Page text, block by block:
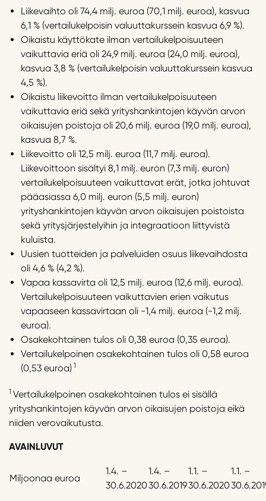
Liikevaihto oli 74,4 milj. euroa (70,1 milj. euroa), kasvua
6,1 % (vertailukelpoisin valuuttakurssein kasvua 6,9 %).
Oikaistu käyttökate ilman vertailukelpoisuuteen
vaikuttavia eriä oli 24,9 milj. euroa (24,0 milj. euroa),
kasvua 3,8 % (vertailukelpoisin valuuttakurssein kasvua
4,5 %).
Oikaistu liikevoitto ilman vertailukelpoisuuteen
vaikuttavia eriä sekä yrityshankintojen käyvän arvon
oikaisujen poistoja oli 20,6 milj. euroa (19,0 milj. euroa),
kasvua 8,7 %.
Liikevoitto oli 12,5 milj. euroa (11,7 milj. euroa).
Liikevoittoon sisältyi 8,1 milj. euron (7,3 milj. euron)
vertailukelpoisuuteen vaikuttavat erät, jotka johtuvat
pääasiassa 6,0 milj. euron (5,5 milj. euron)
yrityshankintojen käyvän arvon oikaisujen poistoista
sekä yritysjärjestelyihin ja integraatioon liittyvistä
kuluista.
Uusien tuotteiden ja palveluiden osuus liikevaihdosta
oli 4,6 % (4,2 %).
Vapaa kassavirta oli 12,5 milj. euroa (12,6 milj. euroa).
Vertailukelpoisuuteen vaikuttavien erien vaikutus
vapaaseen kassavirtaan oli -1,4 milj. euroa (-1,2 milj.
euroa).
Osakekohtainen tulos oli 0,38 euroa (0,35 euroa).
Vertailukelpoinen osakekohtainen tulos oli 0,58 euroa
(0,53 euroa) 1
1 Vertailukelpoinen osakekohtainen tulos ei sisällä
yrityshankintojen käyvän arvon oikaisujen poistoja eikä
niiden verovaikutusta.
AVAINLUVUT
Miljoonaa euroa
1.4. –
30.6.2020
1.4. –
30.6.2019
1.1. –
30.6.2020
1.1. –